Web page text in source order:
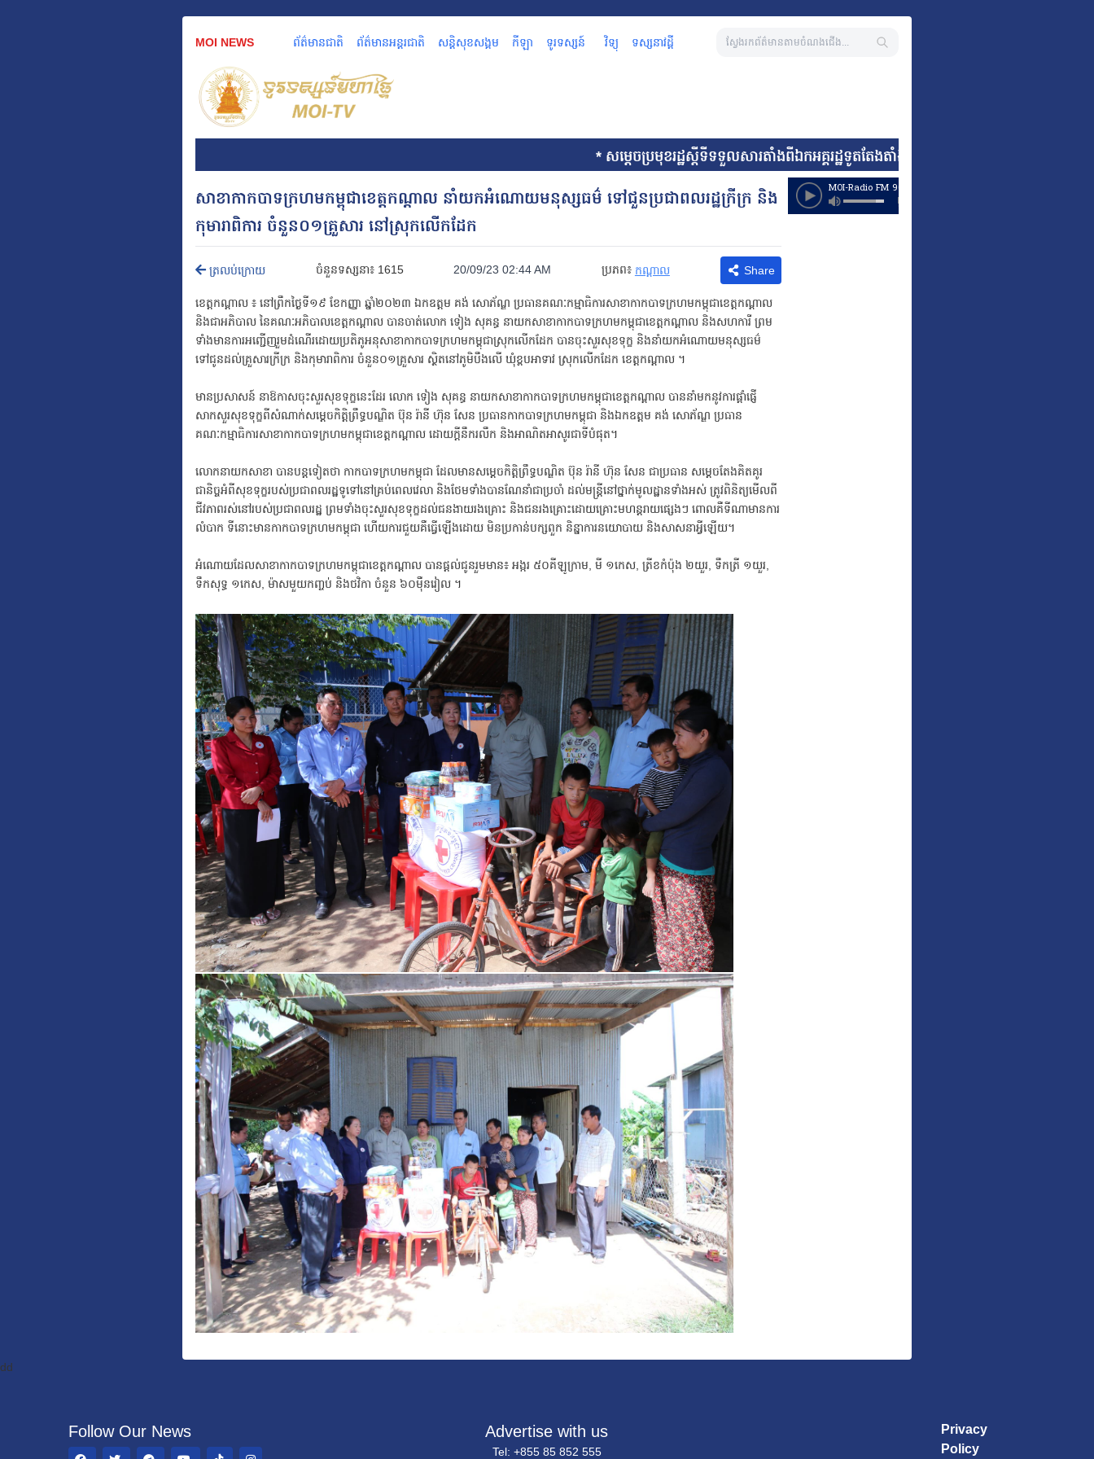
MOI NEWS ព័ត៌មានជាតិ ព័ត៌មានអន្តរជាតិ សន្តិសុខសង្គម កីឡា ទូរទស្សន៍ វិទ្យុ ទស្សនាវដ្តី
* សម្តេចប្រមុខរដ្ឋស្តីទីទទួលសារតាំងពីឯកអគ្គរដ្ឋទូតតែងតាំងថ្មី នៃសាធារណរដ្ឋអាហ្វ្រិកខ
សាខាកាកបាទក្រហមកម្ពុជាខេត្តកណ្ដាល នាំយកអំណោយមនុស្សធម៌ ទៅជួនប្រជាពលរដ្ឋក្រីក្រ និង
កុមារាពិការ ចំនួន០១គ្រួសារ នៅស្រុកលើកដែក
ត្រលប់ក្រោយ ចំនួនទស្សនា៖ 1615 20/09/23 02:44 AM ប្រភព៖ កណ្តាល Share
ខេត្តកណ្តាល ៖ នៅព្រឹកថ្ងៃទី១៩ ខែកញ្ញា ឆ្នាំ២០២៣ ឯកឧត្តម គង់ សោភ័ណ្ឌ ប្រធានគណៈកម្មាធិការសាខាកាកបាទក្រហមកម្ពុជាខេត្តកណ្តាល
និងជាអភិបាល នៃគណៈអភិបាលខេត្តកណ្ដាល បានចាត់លោក ទៀង សុគន្ធ នាយកសាខាកាកបាទក្រហមកម្ពុជាខេត្តកណ្តាល និងសហការី ព្រម
ទាំងមានការអញ្ជើញរួមដំណើរដោយប្រតិភូអនុសាខាកាកបាទក្រហមកម្ពុជាស្រុកលើកដែក បានចុះសួរសុខទុក្ខ និងនាំយកអំណោយមនុស្សធម៌
ទៅជូនដល់គ្រួសារក្រីក្រ និងកុមារាពិការ ចំនួន០១គ្រួសារ ស្ថិតនៅភូមិបឹងលើ ឃុំខ្ពបអាទាវ ស្រុកលើកដែក ខេត្តកណ្តាល ។
មានប្រសាសន៍ នាឱកាសចុះសួរសុខទុក្ខនេះដែរ លោក ទៀង សុគន្ធ នាយកសាខាកាកបាទក្រហមកម្ពុជាខេត្តកណ្តាល បាននាំមកនូវការផ្ដាំផ្ញើ
សាកសួរសុខទុក្ខពីសំណាក់សម្ដេចកិតិ្តព្រឹទ្ធបណ្ឌិត ប៊ុន រ៉ានី ហ៊ុន សែន ប្រធានកាកបាទក្រហមកម្ពុជា និងឯកឧត្តម គង់ សោភ័ណ្ឌ ប្រធាន
គណៈកម្មាធិការសាខាកាកបាទក្រហមកម្ពុជាខេត្តកណ្ដាល ដោយក្ដីនឹករលឹក និងអាណិតអាសូរជាទីបំផុត។
លោកនាយកសាខា បានបន្តទៀតថា កាកបាទក្រហមកម្ពុជា ដែលមានសម្តេចកិត្តិព្រឹទ្ធបណ្ឌិត ប៊ុន រ៉ានី ហ៊ុន សែន ជាប្រធាន សម្ដេចតែងគិតគូរ
ជានិច្ចអំពីសុខទុក្ខរបស់ប្រជាពលរដ្ឋទូទៅនៅគ្រប់ពេលវេលា និងថែមទាំងបានណែនាំជាប្រចាំ ដល់មន្រ្តីនៅថ្នាក់មូលដ្ឋានទាំងអស់ ត្រូវពិនិត្យមើលពី
ជីវភាពរស់នៅរបស់ប្រជាពលរដ្ឋ ព្រមទាំងចុះសួរសុខទុក្ខដល់ជនងាយរងគ្រោះ និងជនរងគ្រោះដោយគ្រោះមហន្តរាយផ្សេងៗ ពោលគឺទីណាមានការ
លំបាក ទីនោះមានកាកបាទក្រហមកម្ពុជា ហើយការជួយគឺធ្វើឡើងដោយ មិនប្រកាន់បក្សពួក និន្នាការនយោបាយ និងសាសនាអ្វីឡើយ។
អំណោយដែលសាខាកាកបាទក្រហមកម្ពុជាខេត្តកណ្តាល បានផ្ដល់ជូនរួមមាន៖ អង្ករ ៥០គីឡូក្រាម, មី ១កេស, ត្រីខកំប៉ុង ២យួរ, ទឹកត្រី ១យួរ,
ទឹកសុទ្ធ ១កេស, ម៉ាសមួយកញ្ចប់ និងថវិកា ចំនួន ៦០ម៉ឺនរៀល ។
dd
Follow Our News Advertise with us
Tel: +855 85 852 555
Privacy
Policy